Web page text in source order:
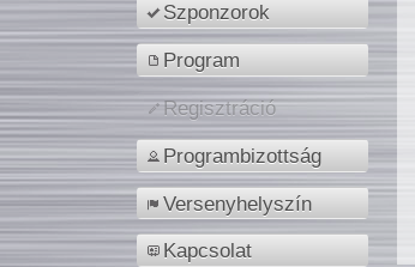
Szponzorok
Program
Regisztráció
Programbizottság
Versenyhelyszín
Kapcsolat